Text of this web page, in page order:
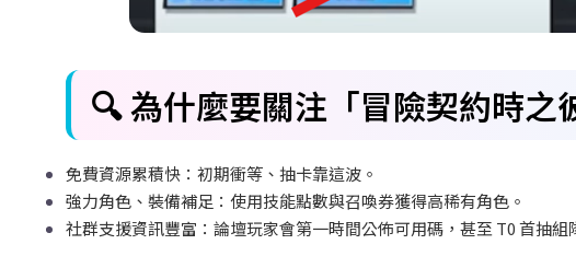
🔍為什麼要關注「冒險契約時之
免費資源累積快：初期衝等、抽卡靠這波。
強力角色、裝備補足：使用技能點數與召喚券獲得高稀有角色。
社群支援資訊豐富：論壇玩家會第一時間公佈可用碼，甚至 T0首抽組